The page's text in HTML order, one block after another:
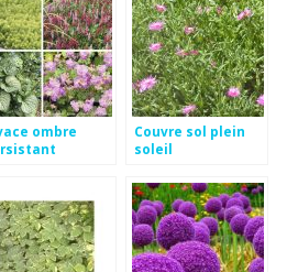
ombre
Couvre sol plein
soleil